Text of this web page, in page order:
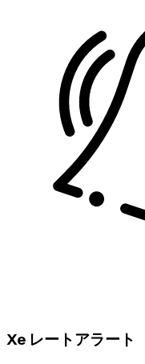
Xe レートアラート